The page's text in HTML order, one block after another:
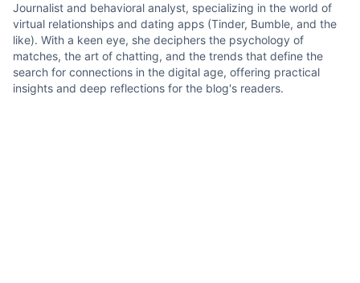
Journalist and behavioral analyst, specializing in the world of
virtual relationships and dating apps (Tinder, Bumble, and the
like). With a keen eye, she deciphers the psychology of
matches, the art of chatting, and the trends that define the
search for connections in the digital age, offering practical
insights and deep reflections for the blog's readers.